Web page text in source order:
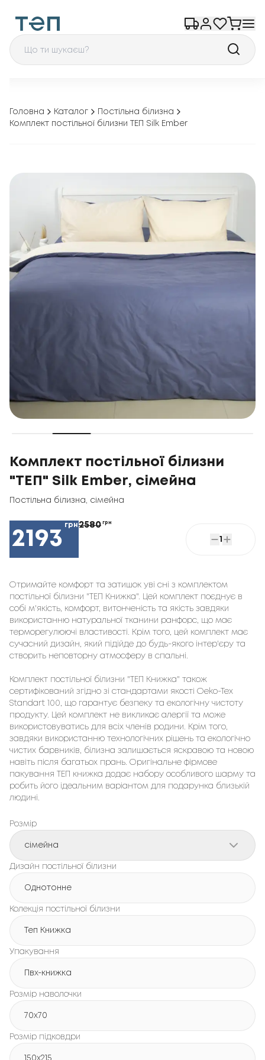
Головна Каталог
Постільна білизна
Комплект постільної білизни ТЕП Silk Ember
Комплект постільної білизни
"ТЕП" Silk Ember, сімейна
Постільна білизна сімейна
2193
грн2580 грн
1
Отримайте комфорт та затишок уві сні з комплектом
постільної білизни "ТЕП Книжка". Цей комплект поєднує в
собі м'якість, комфорт, витонченість та якість завдяки
використанню натуральної тканини ранфорс, що має
терморегулюючі властивості. Крім того, цей комплект має
сучасний дизайн, який підійде до будь-якого інтер'єру та
створить неповторну атмосферу в спальні.
Комплект постільної білизни "ТЕП Книжка" також
сертифікований згідно зі стандартами якості Oeko-Tex
Standart 100, що гарантує безпеку та екологічну чистоту
продукту. Цей комплект не викликає алергії та може
використовуватись для всіх членів родини. Крім того,
завдяки використанню технологічних рішень та екологічно
чистих барвників, білизна залишається яскравою та новою
навіть після багатьох прань. Оригінальне фірмове
пакування ТЕП книжка додає набору особливого шарму та
робить його ідеальним варіантом для подарунка близькій
людині.
Розмір
сімейна
Дизайн постільної білизни
Однотонне
Колекція постільної білизни
Теп Книжка
Упакування
Пвх-книжка
Розмір наволочки
70x70
Розмір підковдри
150х215